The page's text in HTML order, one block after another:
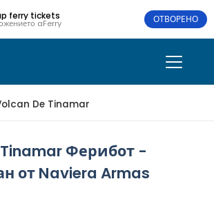
ferry tickets
aFerry ОТВОРЕНО
De Tinamar
Ферибот -
от Naviera Armas